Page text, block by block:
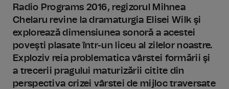
Radio Programs 2016, regizorul Mihnea
Chelaru revine la dramaturgia Elisei Wilk şi
explorează dimensiunea sonoră a acestei
poveşti plasate într-un liceu al zilelor noastre.
Exploziv reia problematica vârstei formării şi
a trecerii pragului maturizării citite din
perspectiva crizei vârstei de mijloc traversate